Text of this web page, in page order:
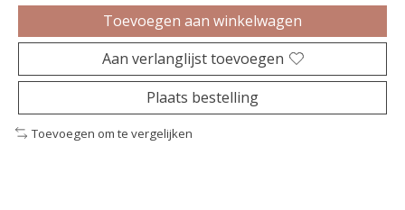
Toevoegen aan winkelwagen
Aan verlanglijst toevoegen
Plaats bestelling
Toevoegen om te vergelijken